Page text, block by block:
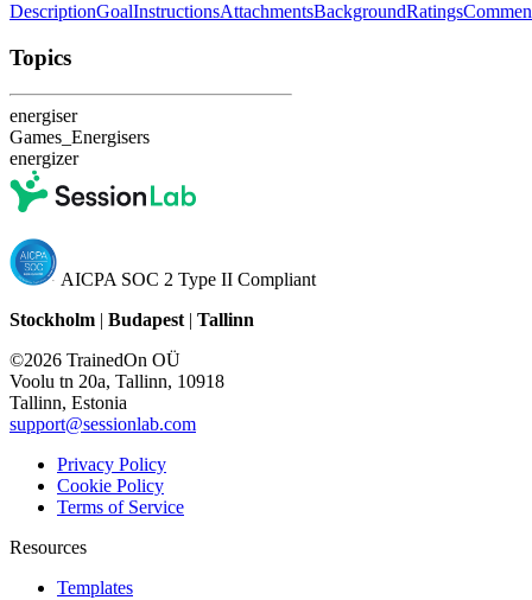
DescriptionGoalInstructionsAttachmentsBackgroundRatings
Topics
energiser
Games_Energisers
energizer
AICPA SOC 2 Type II Compliant
Stockholm | Budapest | Tallinn
©2026 TrainedOn OÜ
Voolu tn 20a, Tallinn, 10918
Tallinn, Estonia
support@sessionlab.com
Privacy Policy
Cookie Policy
Terms of Service
Resources
Templates